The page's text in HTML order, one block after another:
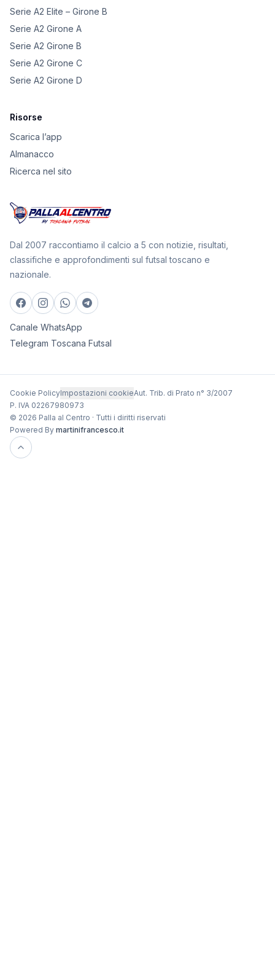
Serie A2 Elite – Girone B
Serie A2 Girone A
Serie A2 Girone B
Serie A2 Girone C
Serie A2 Girone D
Risorse
Scarica l’app
Almanacco
Ricerca nel sito
Dal 2007 raccontiamo il calcio a 5 con notizie, risultati,
classifiche e approfondimenti sul futsal toscano e
nazionale.
Canale WhatsApp
Telegram Toscana Futsal
Cookie PolicyImpostazioni cookieAut. Trib. di Prato n° 3/2007
P. IVA 02267980973
© 2026 Palla al Centro · Tutti i diritti riservati
Powered By martinifrancesco.it